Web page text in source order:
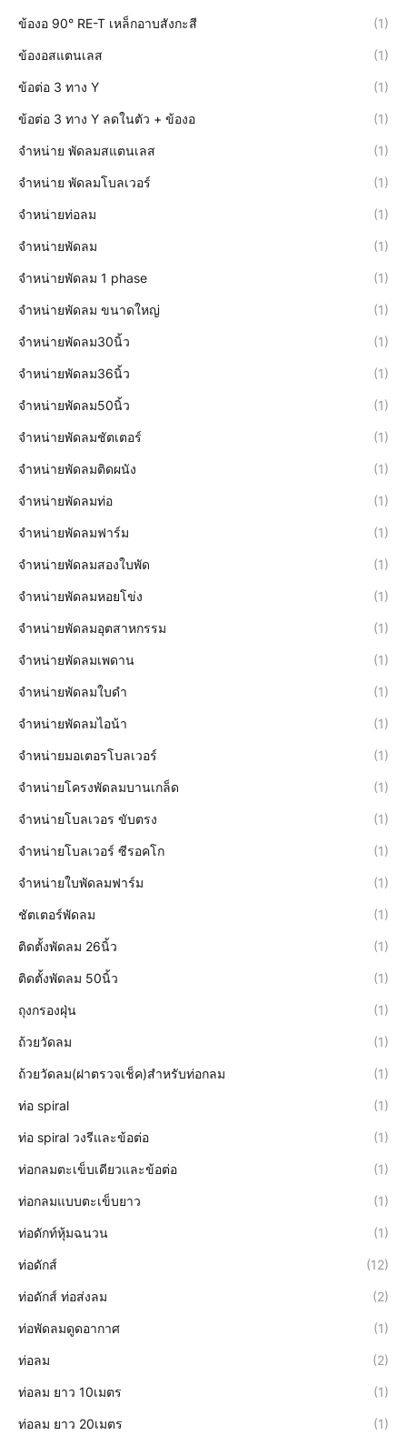
ข้องอ 90° RE-T เหล็กอาบสังกะสี (1)
ข้องอสแตนเลส (1)
ข้อต่อ 3 ทาง Y (1)
ข้อต่อ 3 ทาง Y ลดในตัว + ข้องอ (1)
จำหน่าย พัดลมสแตนเลส (1)
จำหน่าย พัดลมโบลเวอร์ (1)
จำหน่ายท่อลม (1)
จำหน่ายพัดลม (1)
จำหน่ายพัดลม 1 phase (1)
จำหน่ายพัดลม ขนาดใหญ่ (1)
จำหน่ายพัดลม30นิ้ว (1)
จำหน่ายพัดลม36นิ้ว (1)
จำหน่ายพัดลม50นิ้ว (1)
จำหน่ายพัดลมชัตเตอร์ (1)
จำหน่ายพัดลมติดผนัง (1)
จำหน่ายพัดลมท่อ (1)
จำหน่ายพัดลมฟาร์ม (1)
จำหน่ายพัดลมสองใบพัด (1)
จำหน่ายพัดลมหอยโข่ง (1)
จำหน่ายพัดลมอุตสาหกรรม (1)
จำหน่ายพัดลมเพดาน (1)
จำหน่ายพัดลมใบดำ (1)
จำหน่ายพัดลมไอน้า (1)
จำหน่ายมอเตอรโบลเวอร์ (1)
จำหน่ายโครงพัดลมบานเกล็ด (1)
จำหน่ายโบลเวอร ขับตรง (1)
จำหน่ายโบลเวอร์ ซีรอคโก (1)
จำหน่ายใบพัดลมฟาร์ม (1)
ชัตเตอร์พัดลม (1)
ติดตั้งพัดลม 26นิ้ว (1)
ติดตั้งพัดลม 50นิ้ว (1)
ถุงกรองฝุ่น (1)
ถ้วยวัดลม (1)
ถ้วยวัดลม(ฝาตรวจเช็ค)สำหรับท่อกลม (1)
ท่อ spiral (1)
ท่อ spiral วงรีและข้อต่อ (1)
ท่อกลมตะเข็บเดียวและข้อต่อ (1)
ท่อกลมแบบตะเข็บยาว (1)
ท่อดักท์หุ้มฉนวน (1)
ท่อดักส์ (12)
ท่อดักส์ ท่อส่งลม (2)
ท่อพัดลมดูดอากาศ (1)
ท่อลม (2)
ท่อลม ยาว 10เมตร (1)
ท่อลม ยาว 20เมตร (1)